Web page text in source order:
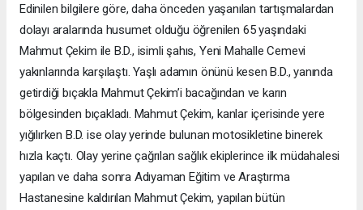
Edinilen bilgilere göre, daha önceden yaşanılan tartışmalardan
dolayı aralarında husumet olduğu öğrenilen 65 yaşındaki
Mahmut Çekim ile B.D., isimli şahıs, Yeni Mahalle Cemevi
yakınlarında karşılaştı. Yaşlı adamın önünü kesen B.D., yanında
getirdiği bıçakla Mahmut Çekim’i bacağından ve karın
bölgesinden bıçakladı. Mahmut Çekim, kanlar içerisinde yere
yığılırken B.D. ise olay yerinde bulunan motosikletine binerek
hızla kaçtı. Olay yerine çağrılan sağlık ekiplerince ilk müdahalesi
yapılan ve daha sonra Adıyaman Eğitim ve Araştırma
Hastanesine kaldırılan Mahmut Çekim, yapılan bütün